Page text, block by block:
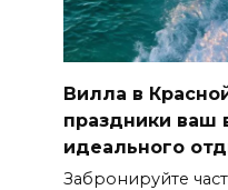
Вилла в
праздники ваш
идеального
Забронируйте